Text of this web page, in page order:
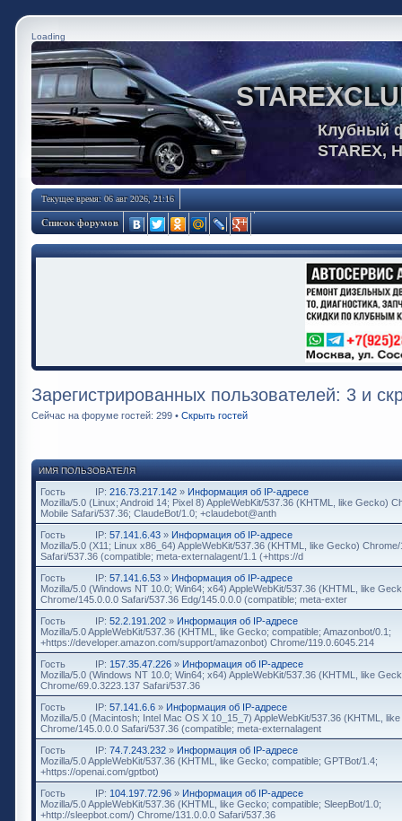
Loading
Клубный
STAREX,
Текущее время: 06 авг 2026, 21:16
Список форумов
Зарегистрированных пользователей: 3 и
Сейчас на форуме гостей: 299 • Скрыть гостей
ИМЯ ПОЛЬЗОВАТЕЛЯ
Гость IP: 216.73.217.142 » Информация об IP-адресе
Mozilla/5.0 (Linux; Android 14; Pixel 8) AppleWebKit/537.36 (KHTML, like Gecko)
Mobile Safari/537.36; ClaudeBot/1.0; +claudebot@anth
Гость
IP: 57.141.6.43 » Информация об IP-адресе
Mozilla/5.0 (X11; Linux x86_64) AppleWebKit/537.36 (KHTML, like Gecko)
Safari/537.36 (compatible; meta-externalagent/1.1 (+https://d
Гость
IP: 57.141.6.53 » Информация об IP-адресе
Mozilla/5.0 (Windows NT 10.0; Win64; x64) AppleWebKit/537.36 (KHTML, like
Chrome/145.0.0.0 Safari/537.36 Edg/145.0.0.0 (compatible; meta-exter
Гость
IP: 52.2.191.202 » Информация об IP-адресе
Mozilla/5.0 AppleWebKit/537.36 (KHTML, like Gecko; compatible; Amazonbot/0.1;
+https://developer.amazon.com/support/amazonbot) Chrome/119.0.6045.214
Гость
IP: 157.35.47.226 » Информация об IP-адресе
Mozilla/5.0 (Windows NT 10.0; Win64; x64) AppleWebKit/537.36 (KHTML, like
Chrome/69.0.3223.137 Safari/537.36
Гость
IP: 57.141.6.6 » Информация об IP-адресе
Mozilla/5.0 (Macintosh; Intel Mac OS X 10_15_7) AppleWebKit/537.36 (KHTML,
Chrome/145.0.0.0 Safari/537.36 (compatible; meta-externalagent
Гость
IP: 74.7.243.232 » Информация об IP-адресе
Mozilla/5.0 AppleWebKit/537.36 (KHTML, like Gecko; compatible; GPTBot/1.4;
+https://openai.com/gptbot)
Гость
IP: 104.197.72.96 » Информация об IP-адресе
Mozilla/5.0 AppleWebKit/537.36 (KHTML, like Gecko; compatible; SleepBot/1.0;
+http://sleepbot.com/) Chrome/131.0.0.0 Safari/537.36